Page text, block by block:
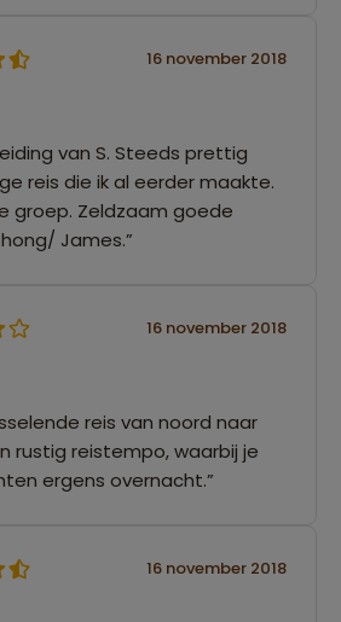
16 november 2018
van S. Steeds prettig
reis die ik al eerder maakte.
groep. Zeldzaam goede
James.”
16 november 2018
reis van noord naar
rustig reistempo, waarbij je
ergens overnacht.”
16 november 2018